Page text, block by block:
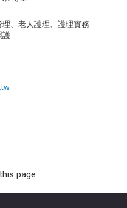
、老人護理、護理實務
護
page